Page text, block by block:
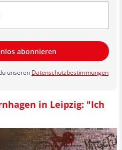
abonnieren
unseren Datenschutzbestimmungen
in Leipzig: "Ich